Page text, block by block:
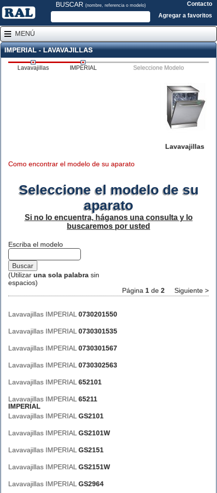
BUSCAR (nombre, referencia o modelo)
Contacto
Agregar a favoritos
MENÚ
IMPERIAL - LAVAVAJILLAS
Lavavajillas IMPERIAL Seleccione Modelo
Lavavajillas
Como encontrar el modelo de su aparato
Seleccione el modelo de su
aparato
Si no lo encuentra, háganos una consulta y lo
buscaremos por usted
Escriba el modelo
(Utilizar una sola palabra sin
espacios)
Página 1 de 2 Siguiente >
Lavavajillas IMPERIAL 0730201550
Lavavajillas IMPERIAL 0730301535
Lavavajillas IMPERIAL 0730301567
Lavavajillas IMPERIAL 0730302563
Lavavajillas IMPERIAL 652101
Lavavajillas IMPERIAL 65211
IMPERIAL
Lavavajillas IMPERIAL GS2101
Lavavajillas IMPERIAL GS2101W
Lavavajillas IMPERIAL GS2151
Lavavajillas IMPERIAL GS2151W
Lavavajillas IMPERIAL GS2964